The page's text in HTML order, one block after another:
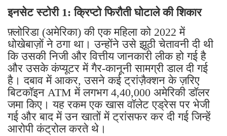
इनसेट स्टोरी 1: क्रिप्टो फिरौती घोटाले की शिकार
फ़्लोरिडा (अमेरिका) की एक महिला को 2022 में
धोखेबाज़ों ने ठगा था। उन्होंने उसे झूठी चेतावनी दी थी
कि उसकी निजी और वित्तीय जानकारी लीक हो गई है
और उसके कंप्यूटर में गैर-कानूनी सामग्री डाल दी गई
है। दबाव में आकर, उसने कई ट्रांज़ैक्शन के ज़रिए
बिटकॉइन ATM में लगभग 4,40,000 अमेरिकी डॉलर
जमा किए। यह रकम एक खास वॉलेट एड्रेस पर भेजी
गई और बाद में उन खातों में ट्रांसफर कर दी गई जिन्हें
आरोपी कंट्रोल करते थे।